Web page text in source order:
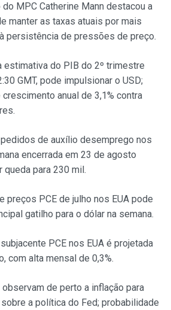
MPC Catherine Mann destacou a
manter as taxas atuais por mais
persistência de pressões de preço.
estimativa do PIB do 2º trimestre
GMT, pode impulsionar o USD;
anual de 3,1% contra
de auxílio desemprego nos
encerrada em 23 de agosto
queda para 230 mil.
preços PCE de julho nos EUA pode
gatilho para o dólar na semana.
PCE nos EUA é projetada
com alta mensal de 0,3%.
de perto a inflação para
a política do Fed; probabilidade